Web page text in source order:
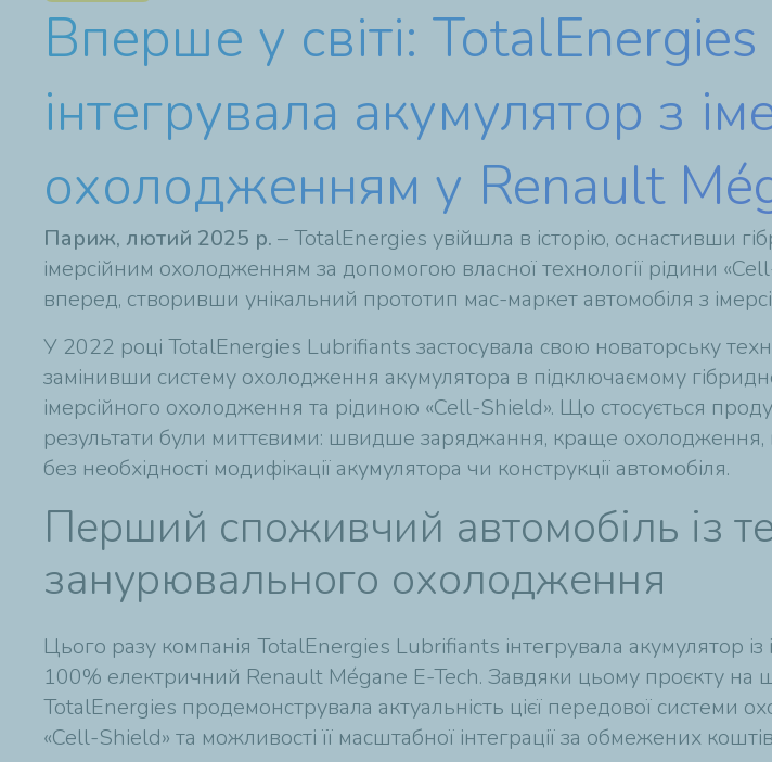
Вперше у світі:
інтегрувала акумулятор з
охолодженням у Renault
Париж, лютий 2025 р. – TotalEnergies увійшла в історію, оснастивши
імерсійним охолодженням за допомогою власної технології рідини
вперед, створивши унікальний прототип мас-маркет автомобіля з
У 2022 році TotalEnergies Lubrifiants застосувала свою новаторську
замінивши систему охолодження акумулятора в підключаємому
імерсійного охолодження та рідиною «Cell-Shield». Що стосується
результати були миттєвими: швидше заряджання, краще охолодження,
без необхідності модифікації акумулятора чи конструкції автомобіля.
Перший споживчий автомобіль із
занурювального охолодження
Цього разу компанія TotalEnergies Lubrifiants інтегрувала акумулятор
100% електричний Renault Mégane E-Tech. Завдяки цьому проєкту
TotalEnergies продемонструвала актуальність цієї передової системи
«Cell-Shield» та можливості її масштабної інтеграції за обмежених